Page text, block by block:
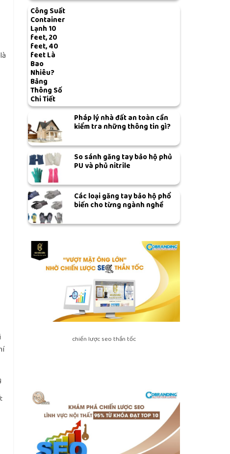
Công Suất
Container
Lạnh 10
feet, 20
feet, 40
feet Là
Bao
Nhiêu?
Bảng
Thông Số
Chi Tiết
Pháp lý nhà đất an toàn cần
kiểm tra những thông tin gì?
So sánh găng tay bảo hộ phủ
PU và phủ nitrile
Các loại găng tay bảo hộ phổ
biến cho từng ngành nghề
chiến lược seo thần tốc